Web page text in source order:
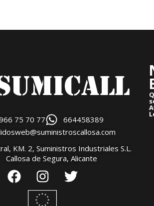
75 70 77
664458389
KM. 2, Suministros Industriales S.L.
Callosa de Segura, Alicante